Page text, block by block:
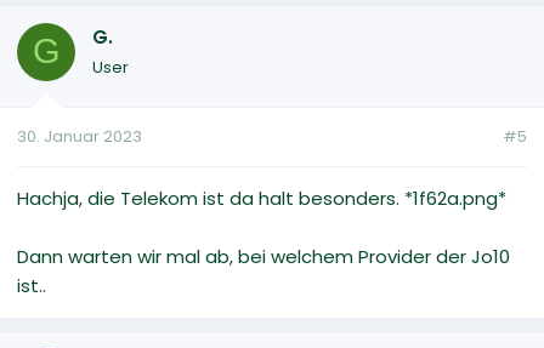
G G.
User
30. Januar 2023 #5
Hachja, die Telekom ist da halt besonders. *1f62a.png*
Dann warten wir mal ab, bei welchem Provider der Jo10
ist..